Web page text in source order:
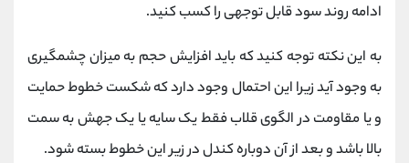
ادامه روند سود قابل توجهی را کسب کنید.
به این نکته توجه کنید که باید افزایش حجم به میزان چشمگیری
به وجود آید زیرا این احتمال وجود دارد که شکست خطوط حمایت
و یا مقاومت در الگوی قلاب فقط یک سایه یا یک جهش به سمت
بالا باشد و بعد از آن دوباره کندل در زیر این خطوط بسته شود.